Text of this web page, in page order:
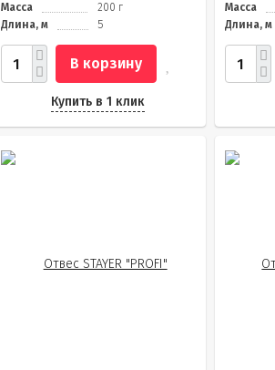
Масса
200 г
Длина, м
5
В корзину
Купить в 1 клик
Масса
Длина, м